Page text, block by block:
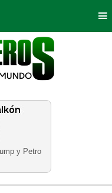
y Petro
Bogotá
Deportes
Neira